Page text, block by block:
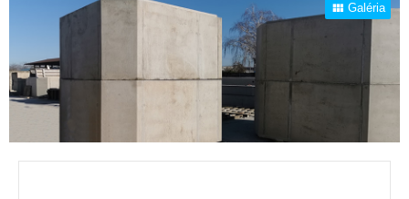
Galéria